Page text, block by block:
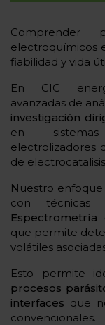
electroquímicos
fiabilidad y vida
En CIC
avanzadas de
investigación
en sistemas
electrolizadores
de
Nuestro
con técnicas
Espectrometría
que permite
volátiles
Esto permite
procesos
interfaces que
convencionales.